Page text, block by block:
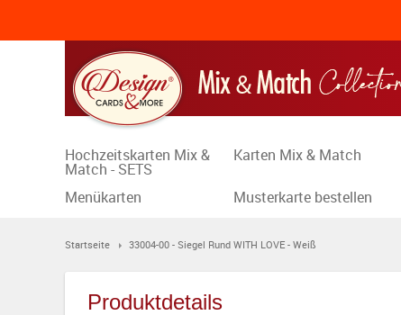
Hochzeitskarten Mix &
Match - SETS
Karten Mix & Match
Menükarten Musterkarte bestellen
Startseite 33004-00 - Siegel Rund WITH LOVE - Weiß
Produktdetails